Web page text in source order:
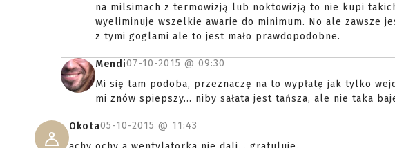
na milsimach z termowizją lub noktowizją to nie kupi
wyeliminuje wszelkie awarie do minimum. No ale zawsze
z tymi goglami ale to jest mało prawdopodobne.
Mendi07-10-2015 @ 09:30
Mi się tam podoba, przeznaczę na to wypłatę jak tylko
mi znów spiepszy... niby sałata jest tańsza, ale nie taka
Okota05-10-2015 @ 11:43